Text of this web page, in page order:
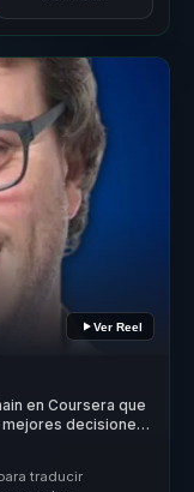
Ver Reel
en Coursera que
mejores decisiones
traducir